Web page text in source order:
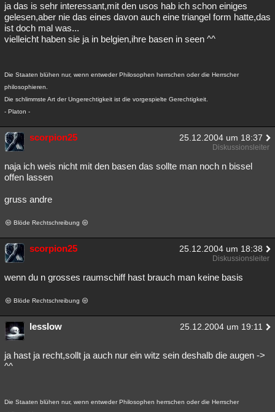
ja das is sehr interessant,mit den usos hab ich schon einiges
gelesen,aber nie das eines davon auch eine triangel form hatte,das
ist doch mal was...
vielleicht haben sie ja in belgien,ihre basen in seen ^^
Die Staaten blühen nur, wenn entweder Philosophen herrschen oder die Herrscher
philosophieren.
Die schlimmste Art der Ungerechtigkeit ist die vorgespielte Gerechtigkeit.
- Platon -
scorpion25 25.12.2004 um 18:37
Diskussionsleiter
naja ich weis nicht mit den basen das sollte man noch n bissel
offen lassen
gruss andre
Blöde Rechtschreibung
scorpion25 25.12.2004 um 18:38
Diskussionsleiter
wenn du n grosses raumschiff hast brauch man keine basis
Blöde Rechtschreibung
lesslow 25.12.2004 um 19:11
ja hast ja recht,sollt ja auch nur ein witz sein deshalb die augen ->
^^
Die Staaten blühen nur, wenn entweder Philosophen herrschen oder die Herrscher